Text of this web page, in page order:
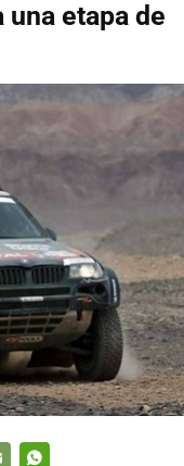
una etapa de